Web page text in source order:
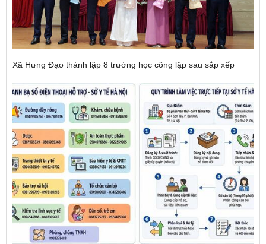
Xã Hưng Đạo thành lập 8 trường học công lập sau sắp xếp